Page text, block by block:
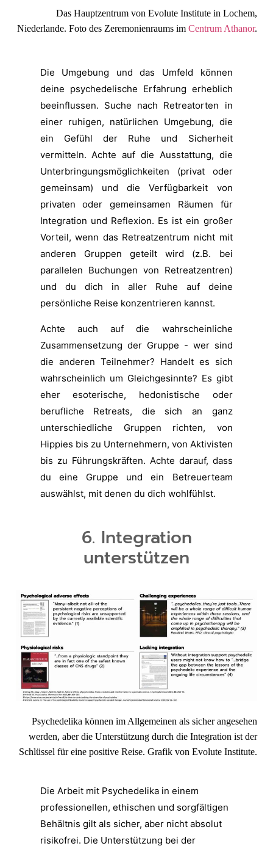
Das Hauptzentrum von Evolute Institute in Lochem,
Niederlande. Foto des Zeremonienraums im Centrum Athanor.
Die Umgebung und das Umfeld können
deine psychedelische Erfahrung erheblich
beeinflussen. Suche nach Retreatorten in
einer ruhigen, natürlichen Umgebung, die
ein Gefühl der Ruhe und Sicherheit
vermitteln. Achte auf die Ausstattung, die
Unterbringungsmöglichkeiten (privat oder
gemeinsam) und die Verfügbarkeit von
privaten oder gemeinsamen Räumen für
Integration und Reflexion. Es ist ein großer
Vorteil, wenn das Retreatzentrum nicht mit
anderen Gruppen geteilt wird (z.B. bei
parallelen Buchungen von Retreatzentren)
und du dich in aller Ruhe auf deine
persönliche Reise konzentrieren kannst.
Achte auch auf die wahrscheinliche
Zusammensetzung der Gruppe - wer sind
die anderen Teilnehmer? Handelt es sich
wahrscheinlich um Gleichgesinnte? Es gibt
eher esoterische, hedonistische oder
berufliche Retreats, die sich an ganz
unterschiedliche Gruppen richten, von
Hippies bis zu Unternehmern, von Aktivisten
bis zu Führungskräften. Achte darauf, dass
du eine Gruppe und ein Betreuerteam
auswählst, mit denen du dich wohlfühlst.
6. Integration
unterstützen
Psychedelika können im Allgemeinen als sicher angesehen
werden, aber die Unterstützung durch die Integration ist der
Schlüssel für eine positive Reise. Grafik von Evolute Institute.
Die Arbeit mit Psychedelika in einem
professionellen, ethischen und sorgfältigen
Behältnis gilt als sicher, aber nicht absolut
risikofrei. Die Unterstützung bei der